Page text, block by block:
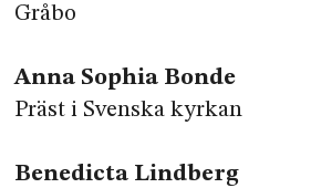
Gråbo
Anna Sophia Bonde
Präst i Svenska kyrkan
Benedicta Lindberg